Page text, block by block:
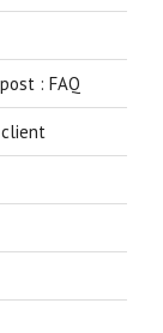
: FAQ
client